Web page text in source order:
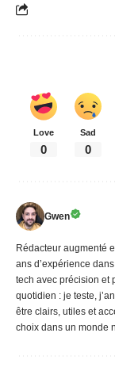
Love
0
Sad
0
Gwen
Rédacteur augmenté
ans d’expérience
tech avec précision et
quotidien : je teste,
être clairs, utiles et
choix dans un monde